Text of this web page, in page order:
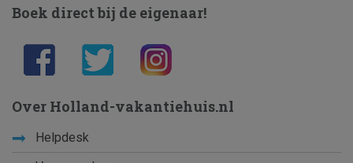
Boek direct bij de eigenaar!
Over Holland-vakantiehuis.nl
Helpdesk